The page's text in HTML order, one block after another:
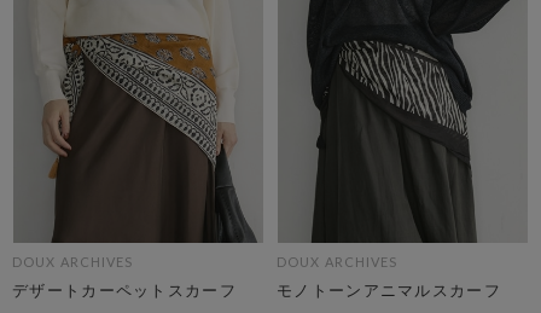
DOUX ARCHIVES
デザートカーペットスカーフ
DOUX ARCHIVES
モノトーンアニマルスカーフ